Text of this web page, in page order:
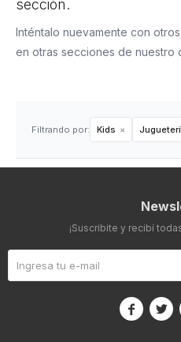
sección.
Inténtalo nuevamente con
en otras secciones de nuestro
Filtrando por: Kids
¡Suscribite y recibí
 